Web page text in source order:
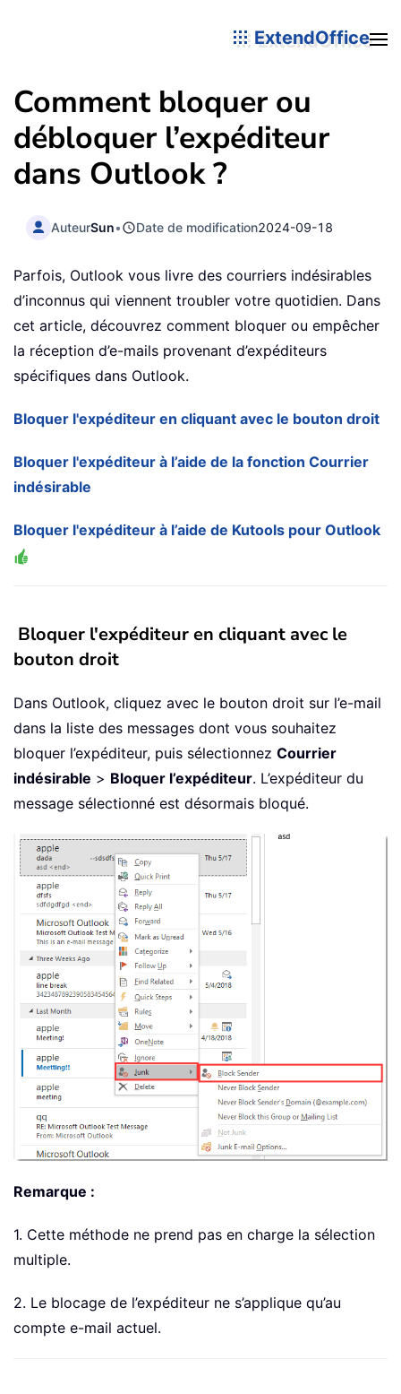
ExtendOffice
Comment bloquer ou
débloquer l’expéditeur
dans Outlook ?
AuteurSun• Date de modification2024-09-18
Parfois, Outlook vous livre des courriers indésirables
d’inconnus qui viennent troubler votre quotidien. Dans
cet article, découvrez comment bloquer ou empêcher
la réception d’e-mails provenant d’expéditeurs
spécifiques dans Outlook.
Bloquer l'expéditeur en cliquant avec le bouton droit
Bloquer l'expéditeur à l’aide de la fonction Courrier
indésirable
Bloquer l'expéditeur à l’aide de Kutools pour Outlook
Bloquer l'expéditeur en cliquant avec le
bouton droit
Dans Outlook, cliquez avec le bouton droit sur l’e-mail
dans la liste des messages dont vous souhaitez
bloquer l’expéditeur, puis sélectionnez Courrier
indésirable > Bloquer l’expéditeur. L’expéditeur du
message sélectionné est désormais bloqué.
Remarque :
1. Cette méthode ne prend pas en charge la sélection
multiple.
2. Le blocage de l’expéditeur ne s’applique qu’au
compte e-mail actuel.